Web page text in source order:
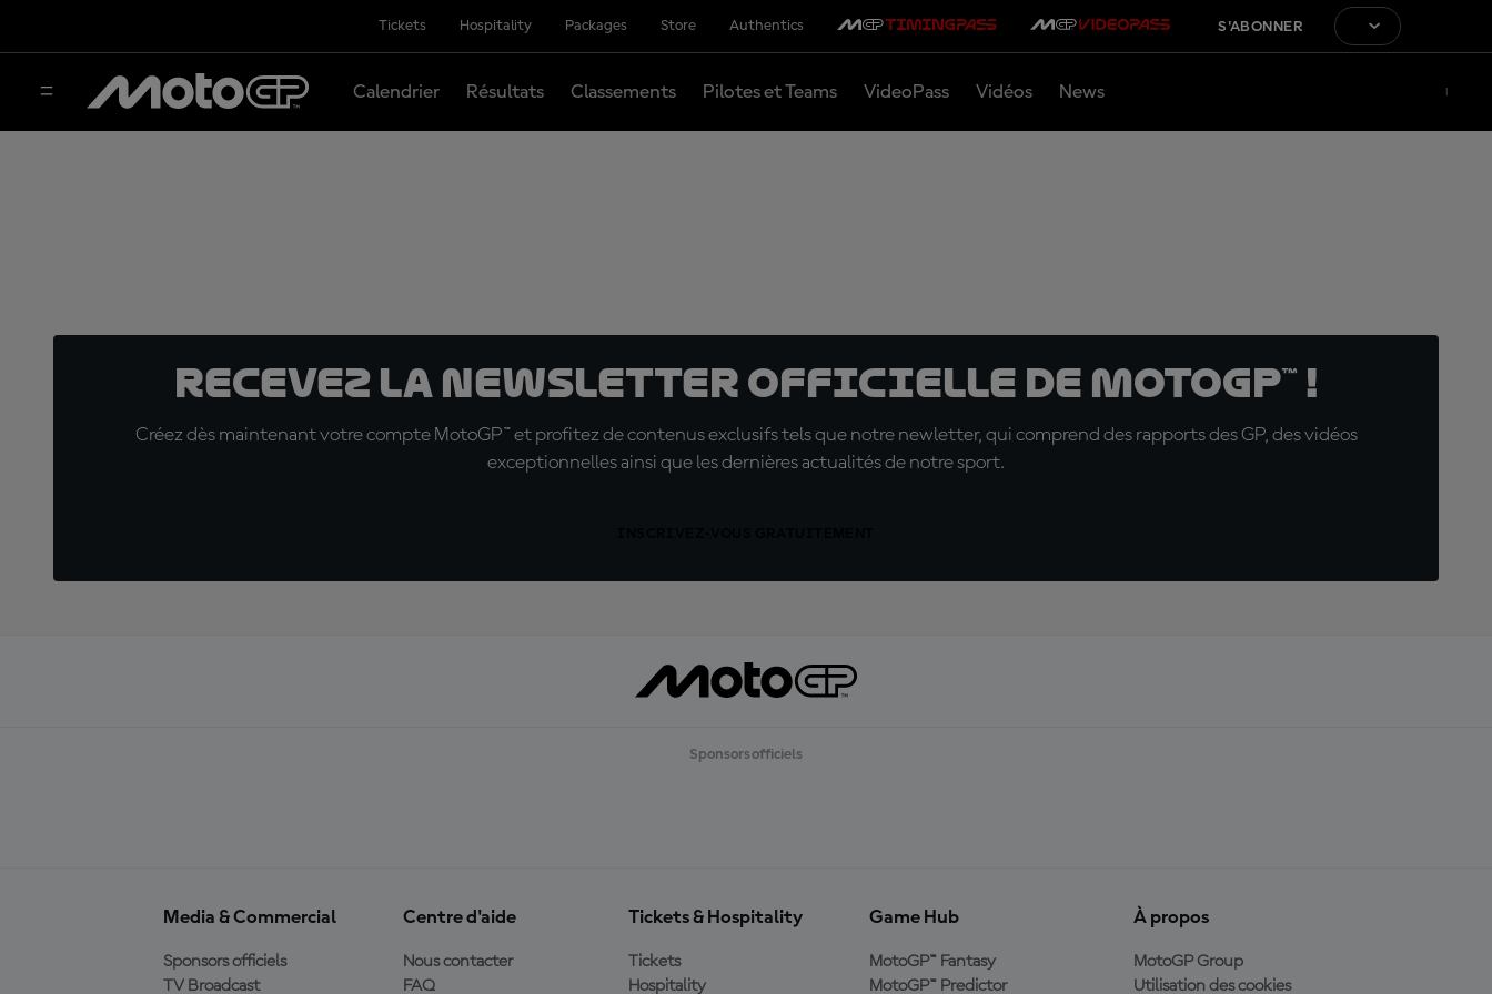
Tickets Hospitality Packages Store Authentics S'ABONNER
Calendrier Résultats Classements Pilotes et Teams VideoPass Vidéos News
Recevez la Newsletter officielle de MotoGP™ !
Créez dès maintenant votre compte MotoGP™ et profitez de contenus exclusifs tels que notre newletter, qui comprend des rapports des GP, des vidéos
exceptionnelles ainsi que les dernières actualités de notre sport.
Sponsors officiels
Media & Commercial
Sponsors officiels
TV Broadcast
Centre d'aide
Nous contacter
FAQ
Tickets & Hospitality
Tickets
Hospitality
Game Hub
MotoGP™ Fantasy
MotoGP™ Predictor
À propos
MotoGP Group
Utilisation des cookies